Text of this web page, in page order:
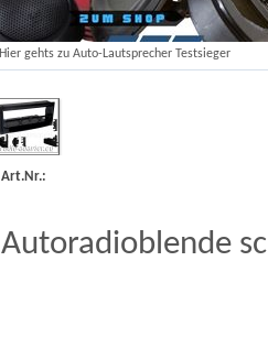
Hier gehts zu Auto-Lautsprecher Testsieger
Art.Nr.:
Autoradioblende